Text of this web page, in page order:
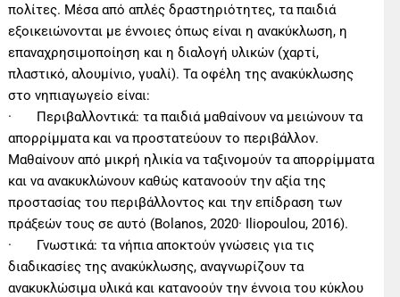
πολίτες. Μέσα από απλές δραστηριότητες, τα παιδιά
εξοικειώνονται με έννοιες όπως είναι η ανακύκλωση, η
επαναχρησιμοποίηση και η διαλογή υλικών (χαρτί,
πλαστικό, αλουμίνιο, γυαλί). Τα οφέλη της ανακύκλωσης
στο νηπιαγωγείο είναι:
· Περιβαλλοντικά: τα παιδιά μαθαίνουν να μειώνουν τα
απορρίμματα και να προστατεύουν το περιβάλλον.
Μαθαίνουν από μικρή ηλικία να ταξινομούν τα απορρίμματα
και να ανακυκλώνουν καθώς κατανοούν την αξία της
προστασίας του περιβάλλοντος και την επίδραση των
πράξεών τους σε αυτό (Bolanos, 2020· Iliopoulou, 2016).
· Γνωστικά: τα νήπια αποκτούν γνώσεις για τις
διαδικασίες της ανακύκλωσης, αναγνωρίζουν τα
ανακυκλώσιμα υλικά και κατανοούν την έννοια του κύκλου